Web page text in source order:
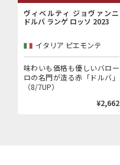
ヴィベルティ ジョヴァンニ
ドルバ ランゲ ロッソ 2023
イタリア ピエモンテ
味わいも価格も優しいバロー
ロの名門が造る赤「ドルバ」
（8/7UP）
¥2,662